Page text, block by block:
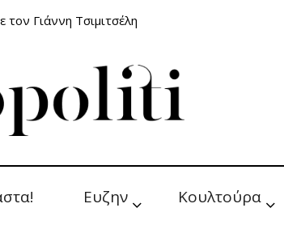
τον Γιάννη Τσιμιτσέλη
Ευζην Κουλτούρα